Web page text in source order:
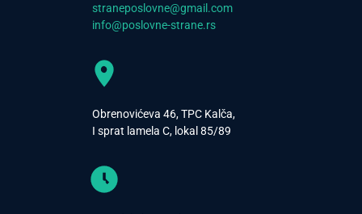
straneposlovne@gmail.com
info@poslovne-strane.rs
Obrenovićeva 46, TPC Kalča,
I sprat lamela C, lokal 85/89